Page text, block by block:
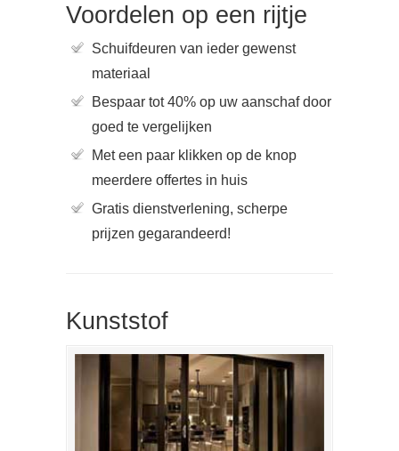
Voordelen op een rijtje
Schuifdeuren van ieder gewenst
materiaal
Bespaar tot 40% op uw aanschaf door
goed te vergelijken
Met een paar klikken op de knop
meerdere offertes in huis
Gratis dienstverlening, scherpe
prijzen gegarandeerd!
Kunststof